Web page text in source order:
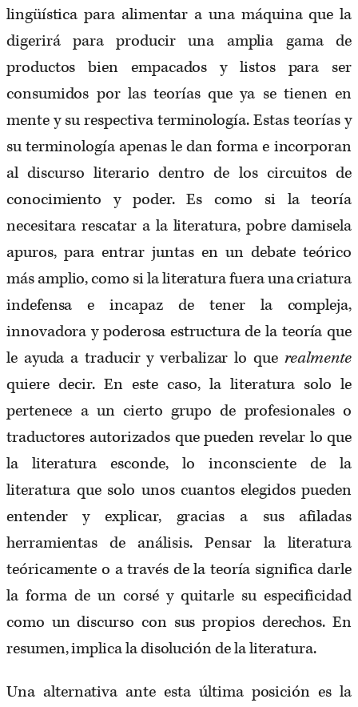
lingüística para alimentar a una máquina que la
digerirá para producir una amplia gama de
productos bien empacados y listos para ser
consumidos por las teorías que ya se tienen en
mente y su respectiva terminología. Estas teorías y
su terminología apenas le dan forma e incorporan
al discurso literario dentro de los circuitos de
conocimiento y poder. Es como si la teoría
necesitara rescatar a la literatura, pobre damisela
apuros, para entrar juntas en un debate teórico
más amplio, como si la literatura fuera una criatura
indefensa e incapaz de tener la compleja,
innovadora y poderosa estructura de la teoría que
le ayuda a traducir y verbalizar lo que realmente
quiere decir. En este caso, la literatura solo le
pertenece a un cierto grupo de profesionales o
traductores autorizados que pueden revelar lo que
la literatura esconde, lo inconsciente de la
literatura que solo unos cuantos elegidos pueden
entender y explicar, gracias a sus afiladas
herramientas de análisis. Pensar la literatura
teóricamente o a través de la teoría significa darle
la forma de un corsé y quitarle su especificidad
como un discurso con sus propios derechos. En
resumen, implica la disolución de la literatura.
Una alternativa ante esta última posición es la